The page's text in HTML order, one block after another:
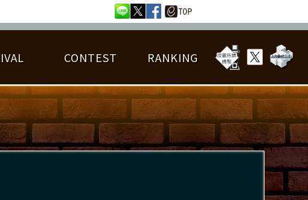
楽曲データ 詳細楽曲データ
ねんごろチャレンジ EDIT譜面
索 フレンドリスト
CONTEST
とは？
RANKING
TOTAL BEST SCORE RANKING